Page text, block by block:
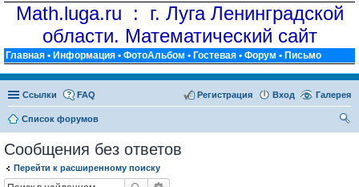
Math.luga.ru : г. Луга Ленинградской
области. Математический сайт
Главная • Информация • ФотоАльбом • Гостевая • Форум • Письмо
Ссылки Галерея
FAQ Вход
Регистрация
Список форумов
Сообщения без ответов
Перейти к расширенному поиску